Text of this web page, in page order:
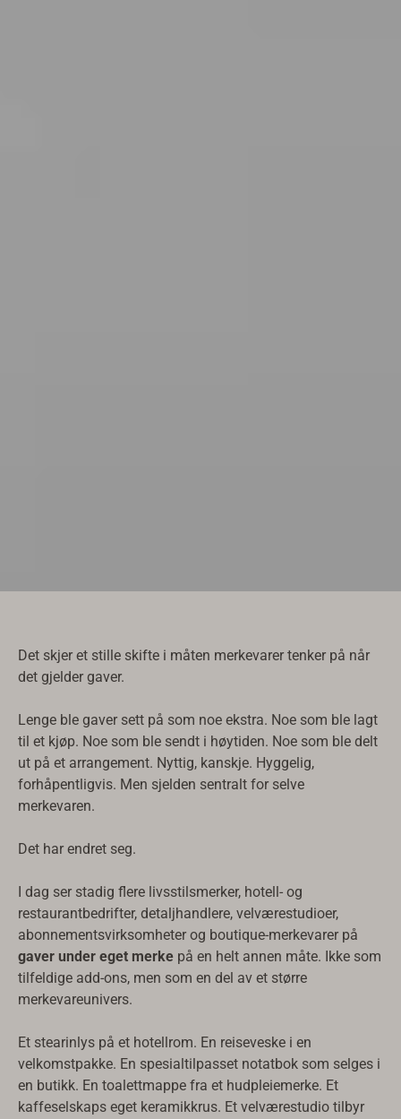
Det skjer et stille skifte i måten merkevarer tenker på når
det gjelder gaver.
Lenge ble gaver sett på som noe ekstra. Noe som ble lagt
til et kjøp. Noe som ble sendt i høytiden. Noe som ble delt
ut på et arrangement. Nyttig, kanskje. Hyggelig,
forhåpentligvis. Men sjelden sentralt for selve
merkevaren.
Det har endret seg.
I dag ser stadig flere livsstilsmerker, hotell- og
restaurantbedrifter, detaljhandlere, velværestudioer,
abonnementsvirksomheter og boutique-merkevarer på
gaver under eget merke på en helt annen måte. Ikke som
tilfeldige add-ons, men som en del av et større
merkevareunivers.
Et stearinlys på et hotellrom. En reiseveske i en
velkomstpakke. En spesialtilpasset notatbok som selges i
en butikk. En toalettmappe fra et hudpleiemerke. Et
kaffeselskaps eget keramikkrus. Et velværestudio tilbyr